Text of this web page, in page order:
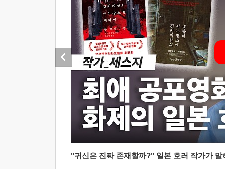
"귀신은 진짜 존재할까?" 일본 호러 작가가